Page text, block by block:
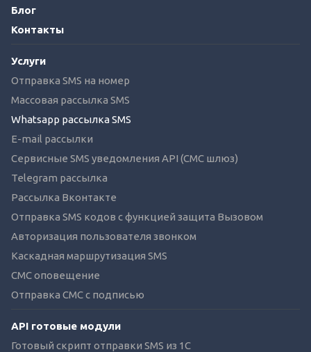
Блог
Контакты
Услуги
Отправка SMS на номер
Массовая рассылка SMS
Whatsapp рассылка SMS
E-mail рассылки
Сервисные SMS уведомления API (СМС шлюз)
Telegram рассылка
Рассылка Вконтакте
Отправка SMS кодов с функцией защита Вызовом
Авторизация пользователя звонком
Каскадная маршрутизация SMS
СМС оповещение
Отправка СМС с подписью
API готовые модули
Готовый скрипт отправки SMS из 1C